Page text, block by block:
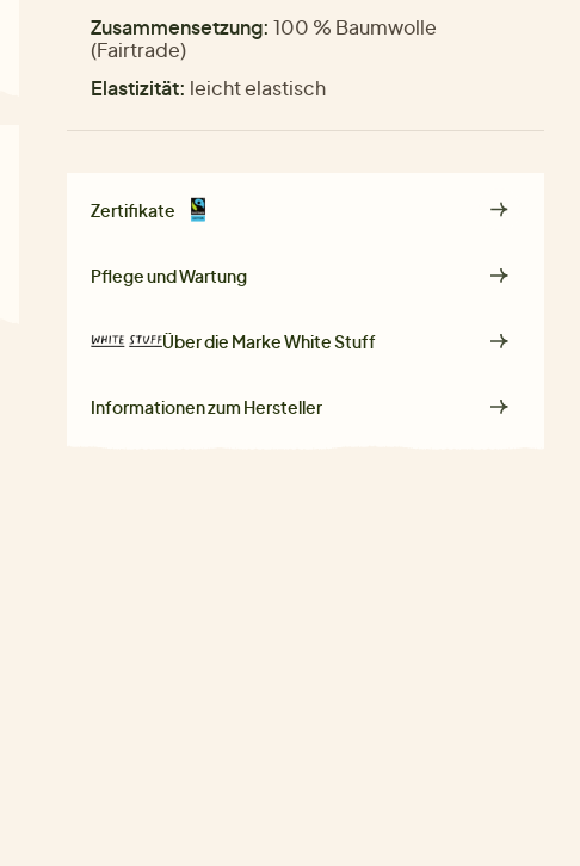
Zusammensetzung: 100 % Baumwolle
(Fairtrade)
Elastizität: leicht elastisch
Zertifikate
Pflege und Wartung
Über die MarkeWhite Stuff
Informationen zum Hersteller